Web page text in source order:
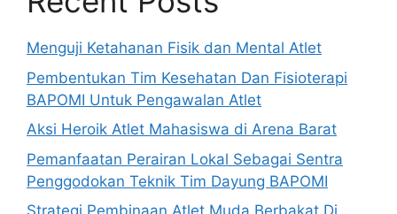
Menguji Ketahanan Fisik dan Mental Atlet
Pembentukan Tim Kesehatan Dan Fisioterapi
BAPOMI Untuk Pengawalan Atlet
Aksi Heroik Atlet Mahasiswa di Arena Barat
Pemanfaatan Perairan Lokal Sebagai Sentra
Penggodokan Teknik Tim Dayung BAPOMI